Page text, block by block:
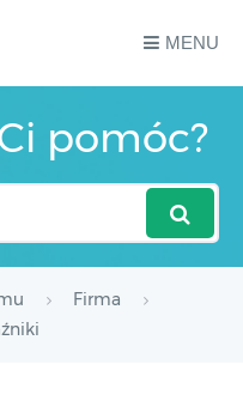
MENU
pomóc?
Firma